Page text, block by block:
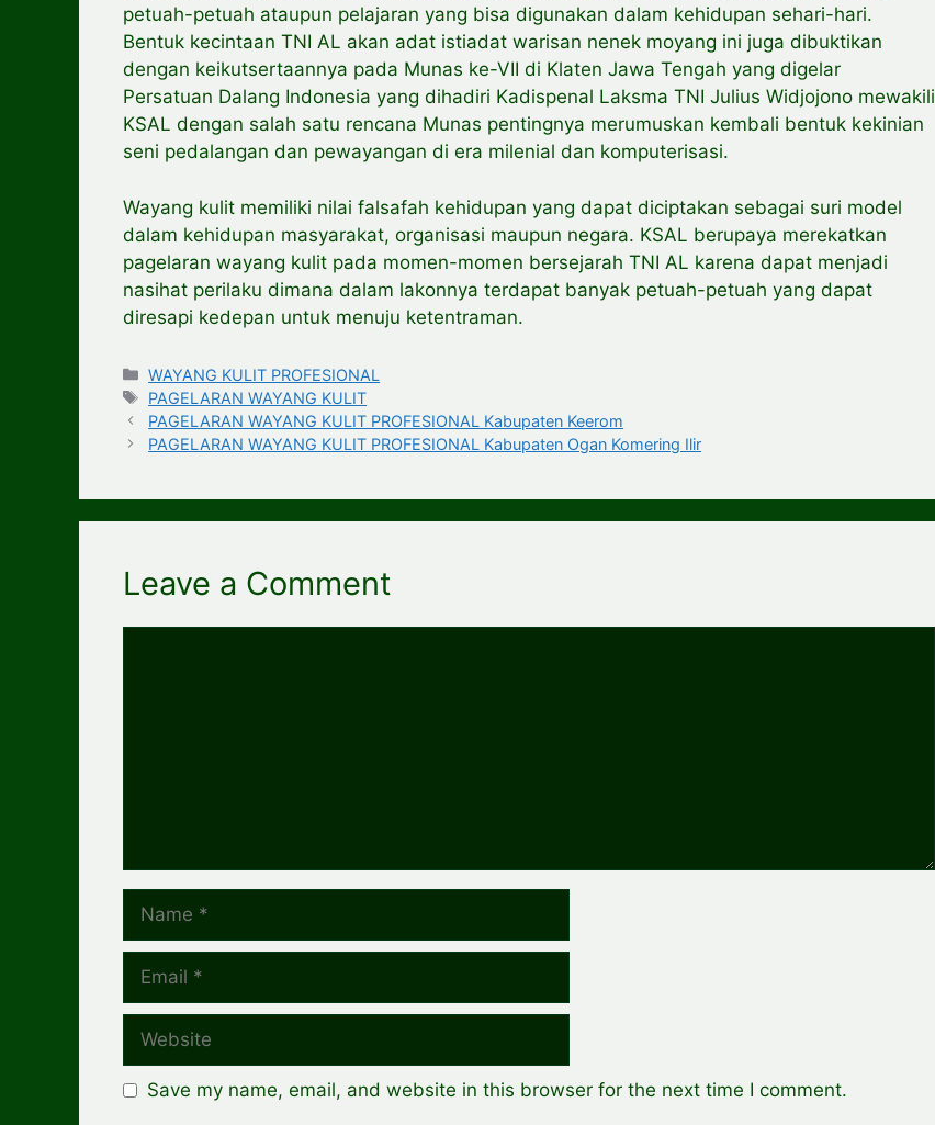
petuah-petuah ataupun pelajaran yang bisa digunakan dalam kehidupan sehari-hari.
Bentuk kecintaan TNI AL akan adat istiadat warisan nenek moyang ini juga dibuktikan
dengan keikutsertaannya pada Munas ke-VII di Klaten Jawa Tengah yang digelar
Persatuan Dalang Indonesia yang dihadiri Kadispenal Laksma TNI Julius Widjojono mewakili
KSAL dengan salah satu rencana Munas pentingnya merumuskan kembali bentuk kekinian
seni pedalangan dan pewayangan di era milenial dan komputerisasi.
Wayang kulit memiliki nilai falsafah kehidupan yang dapat diciptakan sebagai suri model
dalam kehidupan masyarakat, organisasi maupun negara. KSAL berupaya merekatkan
pagelaran wayang kulit pada momen-momen bersejarah TNI AL karena dapat menjadi
nasihat perilaku dimana dalam lakonnya terdapat banyak petuah-petuah yang dapat
diresapi kedepan untuk menuju ketentraman.
Categories
WAYANG KULIT PROFESIONAL
Tags
PAGELARAN WAYANG KULIT
PAGELARAN WAYANG KULIT PROFESIONAL Kabupaten Keerom
PAGELARAN WAYANG KULIT PROFESIONAL Kabupaten Ogan Komering Ilir
Leave a Comment
Save my name, email, and website in this browser for the next time I comment.